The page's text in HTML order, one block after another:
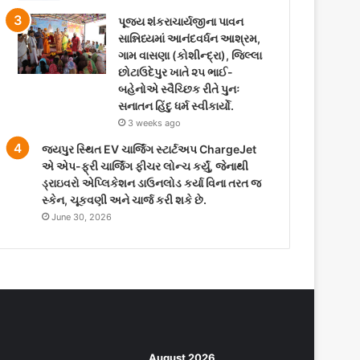
પૂજ્ય શંકરાચાર્યજીના પાવન
સાન્નિધ્યમાં આનંદવર્ધન આશ્રમ,
ગામ વાસણા (કોશીન્દ્રા), જિલ્લા
છોટાઉદેપુર ખાતે ૨૫ ભાઈ-
બહેનોએ સ્વૈચ્છિક રીતે પુનઃ
સનાતન હિંદુ ધર્મ સ્વીકાર્યો.
3 weeks ago
જયપુર સ્થિત EV ચાર્જિંગ સ્ટાર્ટઅપ ChargeJet
એ એપ-ફ્રી ચાર્જિંગ ફીચર લોન્ચ કર્યું, જેનાથી
ડ્રાઇવરો એપ્લિકેશન ડાઉનલોડ કર્યા વિના તરત જ
સ્કેન, ચૂકવણી અને ચાર્જ કરી શકે છે.
June 30, 2026